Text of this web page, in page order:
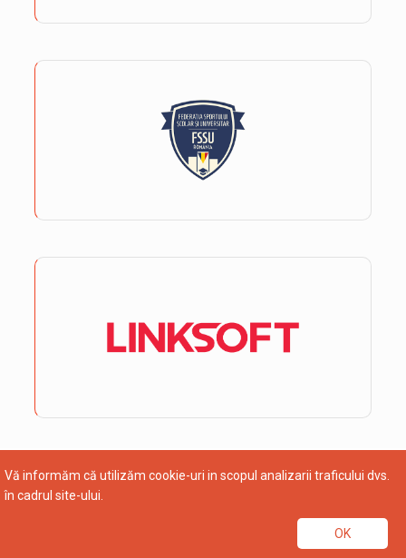
Vă informăm că utilizăm cookie-uri in scopul analizarii traficului dvs.
în cadrul site-ului.
OK